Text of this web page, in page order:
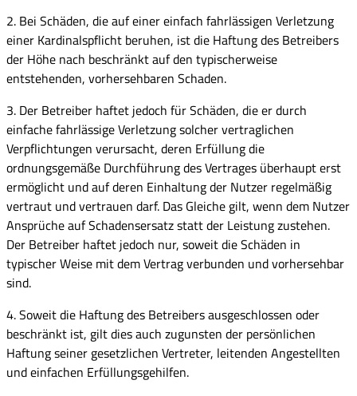
2. Bei Schäden, die auf einer einfach fahrlässigen Verletzung
einer Kardinalspflicht beruhen, ist die Haftung des Betreibers
der Höhe nach beschränkt auf den typischerweise
entstehenden, vorhersehbaren Schaden.
3. Der Betreiber haftet jedoch für Schäden, die er durch
einfache fahrlässige Verletzung solcher vertraglichen
Verpflichtungen verursacht, deren Erfüllung die
ordnungsgemäße Durchführung des Vertrages überhaupt erst
ermöglicht und auf deren Einhaltung der Nutzer regelmäßig
vertraut und vertrauen darf. Das Gleiche gilt, wenn dem Nutzer
Ansprüche auf Schadensersatz statt der Leistung zustehen.
Der Betreiber haftet jedoch nur, soweit die Schäden in
typischer Weise mit dem Vertrag verbunden und vorhersehbar
sind.
4. Soweit die Haftung des Betreibers ausgeschlossen oder
beschränkt ist, gilt dies auch zugunsten der persönlichen
Haftung seiner gesetzlichen Vertreter, leitenden Angestellten
und einfachen Erfüllungsgehilfen.